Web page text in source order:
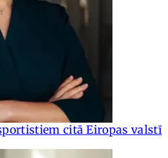
citā Eiropas valstī